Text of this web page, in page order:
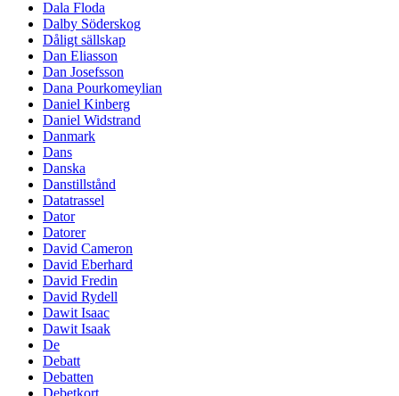
Dala Floda
Dalby Söderskog
Dåligt sällskap
Dan Eliasson
Dan Josefsson
Dana Pourkomeylian
Daniel Kinberg
Daniel Widstrand
Danmark
Dans
Danska
Danstillstånd
Datatrassel
Dator
Datorer
David Cameron
David Eberhard
David Fredin
David Rydell
Dawit Isaac
Dawit Isaak
De
Debatt
Debatten
Debetkort